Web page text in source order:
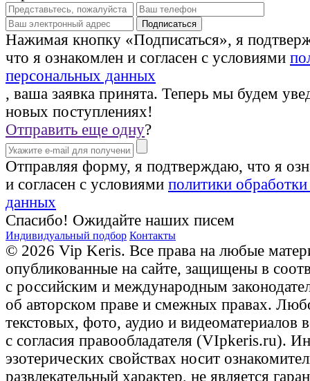
Нажимая кнопку «Подписаться», я
что я ознакомлен и согласен с условиями
персональных данных
, ваша заявка принята. Теперь мы будем
новых поступлениях!
Отправить еще одну?
Отправляя форму, я подтверждаю, что я
и согласен с условиями политики
данных
Спасибо! Ожидайте наших писем
Индивидуальный подбор Контакты
© 2026 Vip Keris. Все права на любые
опубликованные на сайте, защищены в
с российским и международным
об авторском праве и смежных правах.
текстовых, фото, аудио и видеоматериалов
с согласия правообладателя (VIpkeris.ru).
эзотерических свойствах носит
развлекательный характер, не является